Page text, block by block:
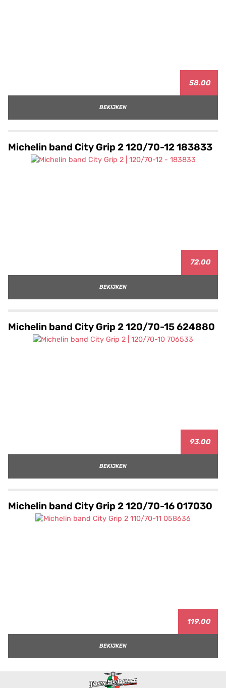
58.00
BEKIJKEN
Michelin band City Grip 2 120/70-12 183833
72.00
BEKIJKEN
Michelin band City Grip 2 120/70-15 624880
93.00
BEKIJKEN
Michelin band City Grip 2 120/70-16 017030
119.00
BEKIJKEN